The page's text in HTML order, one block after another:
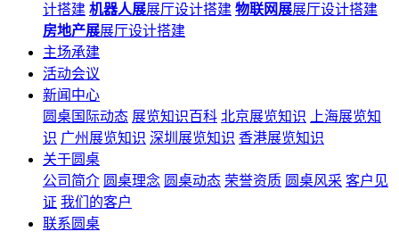
计搭建 机器人展展厅设计搭建 物联网展展厅设计搭建
房地产展展厅设计搭建
主场承建
活动会议
新闻中心
圆桌国际动态 展览知识百科 北京展览知识
上海展览知
识 广州展览知识 深圳展览知识 香港展览知识
关于圆桌
公司简介 圆桌理念 圆桌动态 荣誉资质 圆桌风采 客户见
证 我们的客户
联系圆桌